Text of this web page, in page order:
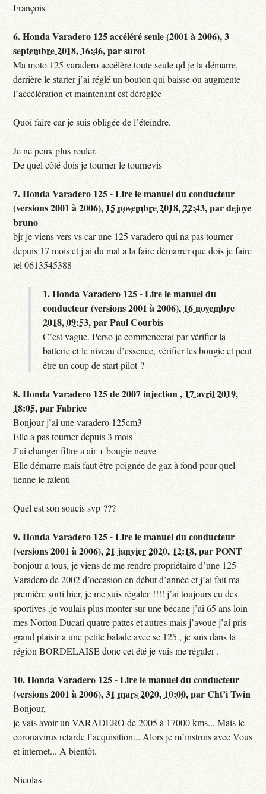
François
6.Honda Varadero 125 accéléré seule (2001 à 2006),3
septembre 2018, 16:46,parsurot
Ma moto 125 varadero accélère toute seule qd je la démarre,
derrière le starter j’ai réglé un bouton qui baisse ou augmente
l’accélération et maintenant est déréglée
Quoi faire car je suis obligée de l’éteindre.
Je ne peux plus rouler.
De quel côté dois je tourner le tournevis
7.Honda Varadero 125 - Lire le manuel du conducteur
(versions 2001 à 2006), 15 novembre 2018, 22:43,pardejoye
bruno
bjr je viens vers vs car une 125 varadero qui na pas tourner
depuis 17 mois et j ai du mal a la faire démarrer que dois je faire
tel 0613545388
1.Honda Varadero 125 - Lire le manuel du
conducteur (versions 2001 à 2006), 16 novembre
2018, 09:53,parPaul Courbis
C’est vague. Perso je commencerai par vérifier la
batterie et le niveau d’essence, vérifier les bougie et peut
être un coup de start pilot ?
8.Honda Varadero 125 de 2007 injection , 17 avril 2019,
18:05,parFabrice
Bonjour j’ai une varadero 125cm3
Elle a pas tourner depuis 3 mois
J’ai changer filtre a air + bougie neuve
Elle démarre mais faut être poignée de gaz à fond pour quel
tienne le ralenti
Quel est son soucis svp ???
9.Honda Varadero 125 - Lire le manuel du conducteur
(versions 2001 à 2006),21 janvier 2020, 12:18,parPONT
bonjour a tous, je viens de me rendre propriétaire d’une 125
Varadero de 2002 d’occasion en début d’année et j’ai fait ma
première sorti hier, je me suis régaler !!!! j’ai toujours eu des
sportives ,je voulais plus monter sur une bécane j’ai 65 ans loin
mes Norton Ducati quatre pattes et autres mais j’avoue j’ai pris
grand plaisir a une petite balade avec se 125 , je suis dans la
région BORDELAISE donc cet été je vais me régaler .
10.Honda Varadero 125 - Lire le manuel du conducteur
(versions 2001 à 2006),31 mars 2020, 10:00,parCht’i Twin
Bonjour,
je vais avoir un VARADERO de 2005 à 17000 kms... Mais le
coronavirus retarde l’acquisition... Alors je m’instruis avec Vous
et internet... A bientôt.
Nicolas